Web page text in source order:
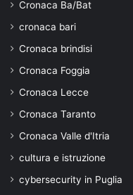
Cronaca Ba/Bat
cronaca bari
Cronaca brindisi
Cronaca Foggia
Cronaca Lecce
Cronaca Taranto
Cronaca Valle d'Itria
cultura e istruzione
cybersecurity in Puglia